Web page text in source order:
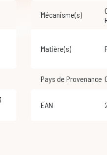
Mécanisme(s)
Matière(s)
Pays de Provenance
EAN